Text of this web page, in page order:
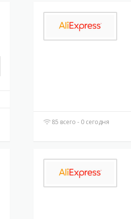
85 всего - 0 сегодня